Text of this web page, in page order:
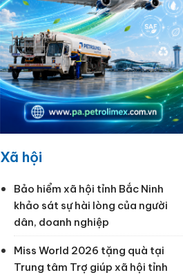
Xã hội
Bảo hiểm xã hội tỉnh Bắc Ninh
khảo sát sự hài lòng của người
dân, doanh nghiệp
Miss World 2026 tặng quà tại
Trung tâm Trợ giúp xã hội tỉnh